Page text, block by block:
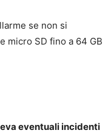
se non si
micro SD fino a 64 GB
eventuali incidenti